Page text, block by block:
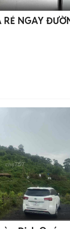
RẺ NGAY